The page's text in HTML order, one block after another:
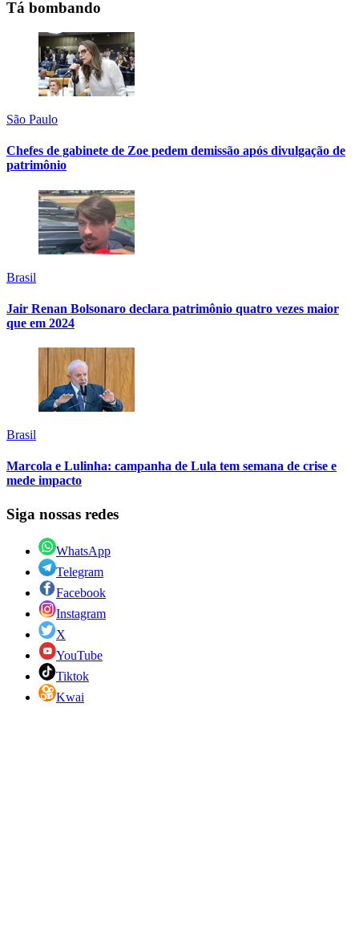
Tá bombando
São Paulo
Chefes de gabinete de Zoe pedem demissão após divulgação de
patrimônio
Brasil
Jair Renan Bolsonaro declara patrimônio quatro vezes maior
que em 2024
Brasil
Marcola e Lulinha: campanha de Lula tem semana de crise e
mede impacto
Siga nossas redes
WhatsApp
Telegram
Facebook
Instagram
X
YouTube
Tiktok
Kwai